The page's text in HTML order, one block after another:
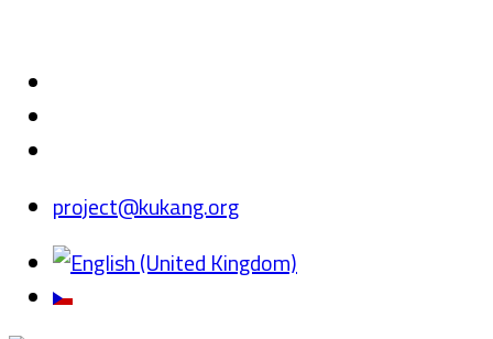
project@kukang.org